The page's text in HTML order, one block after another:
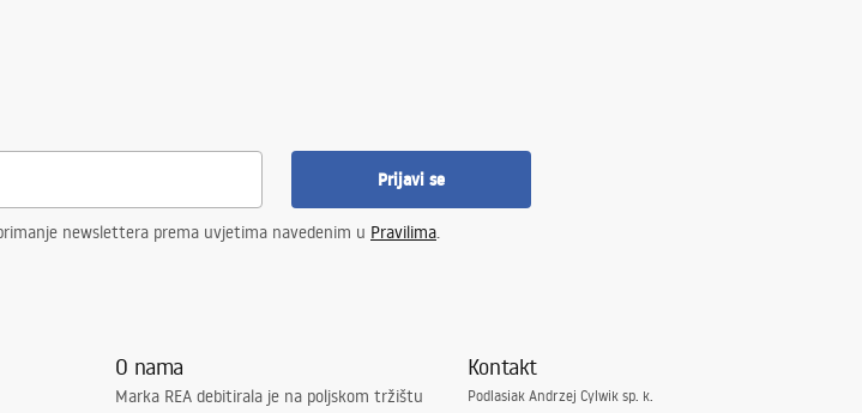
Prijavi se
newslettera prema uvjetima navedenim u Pravilima.
O nama
Marka REA debitirala je na poljskom tržištu
Kontakt
Podlasiak Andrzej Cylwik sp. k.